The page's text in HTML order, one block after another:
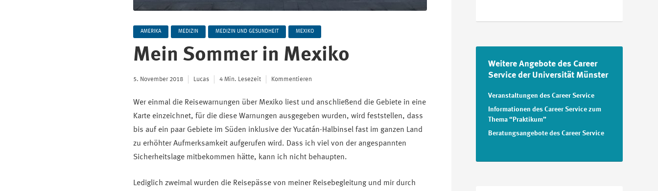
AMERIKA MEDIZIN MEDIZIN UND GESUNDHEIT MEXIKO
Mein Sommer in Mexiko
5. November 2018 Lucas 4 Min. Lesezeit Kommentieren
Wer einmal die Reisewarnungen über Mexiko liest und anschließend die Gebiete in eine
Karte einzeichnet, für die diese Warnungen ausgegeben wurden, wird feststellen, dass
bis auf ein paar Gebiete im Süden inklusive der Yucatán-Halbinsel fast im ganzen Land
zu erhöhter Aufmerksamkeit aufgerufen wird. Dass ich viel von der angespannten
Sicherheitslage mitbekommen hätte, kann ich nicht behaupten.
Lediglich zweimal wurden die Reisepässe von meiner Reisebegleitung und mir durch
Weitere Angebote des Career
Service der Universität Münster
Veranstaltungen des Career Service
Informationen des Career Service zum
Thema “Praktikum”
Beratungsangebote des Career Service